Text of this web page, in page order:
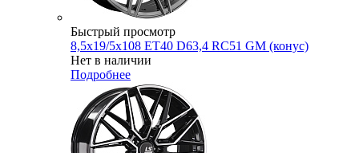
Быстрый просмотр
8,5x19/5x108 ET40 D63,4 RC51 GM (конус)
Нет в наличии
Подробнее